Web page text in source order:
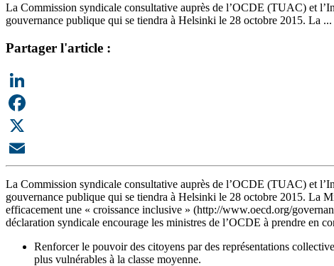
La Commission syndicale consultative auprès de l’OCDE (TUAC) et
gouvernance publique qui se tiendra à Helsinki le 28 octobre 2015. La ...
Partager l'article :
LinkedIn
Facebook
X
Email
La Commission syndicale consultative auprès de l’OCDE (TUAC) et
gouvernance publique qui se tiendra à Helsinki le 28 octobre 2015. La
efficacement une « croissance inclusive » (http://www.oecd.org/
déclaration syndicale encourage les ministres de l’OCDE à prendre en
Renforcer le pouvoir des citoyens par des représentations
plus vulnérables à la classe moyenne.